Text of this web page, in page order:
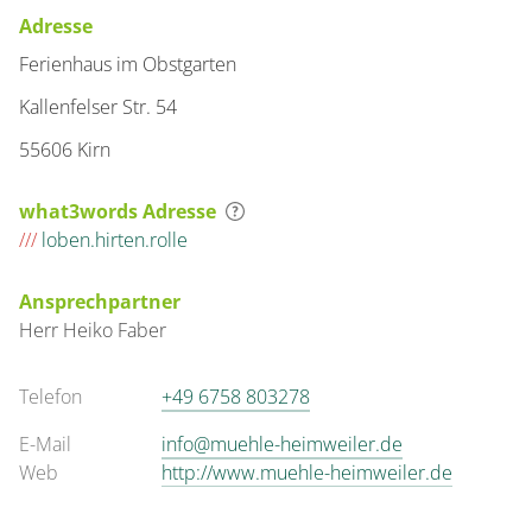
Adresse
Ferienhaus im Obstgarten
Kallenfelser Str. 54
55606 Kirn
what3words Adresse
/// loben.hirten.rolle
Ansprechpartner
Herr Heiko Faber
Telefon
+49 6758 803278
E-Mail
info@muehle-heimweiler.de
Web
http://www.muehle-heimweiler.de